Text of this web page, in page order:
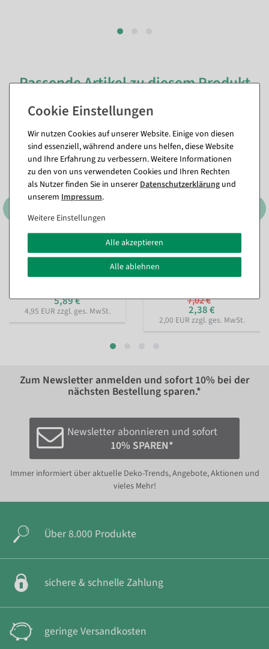
Passende Artikel zu diesem Produkt
%
5,89 €
4,95 EUR zzgl. ges. MwSt.
Schutzhülle aus Acryl, DIN
A5, quer
7,02 €
2,38 €
2,00 EUR zzgl. ges. MwSt.
Zum Newsletter anmelden und sofort 10% bei der
nächsten Bestellung sparen.*
Newsletter abonnieren und sofort
10% SPAREN*
Immer informiert über aktuelle Deko-Trends, Angebote, Aktionen und
vieles Mehr!
Über 8.000 Produkte
sichere & schnelle Zahlung
geringe Versandkosten
Wir nutzen Cookies auf unserer Website. Einige von diesen
sind essenziell, während andere uns helfen, diese Website
und Ihre Erfahrung zu verbessern. Weitere Informationen
zu den von uns verwendeten Cookies und Ihren Rechten
als Nutzer finden Sie in unsererDaten­schutz­erklärung und
unserem Impressum.
Weitere Einstellungen
Alle akzeptieren
Alle ablehnen